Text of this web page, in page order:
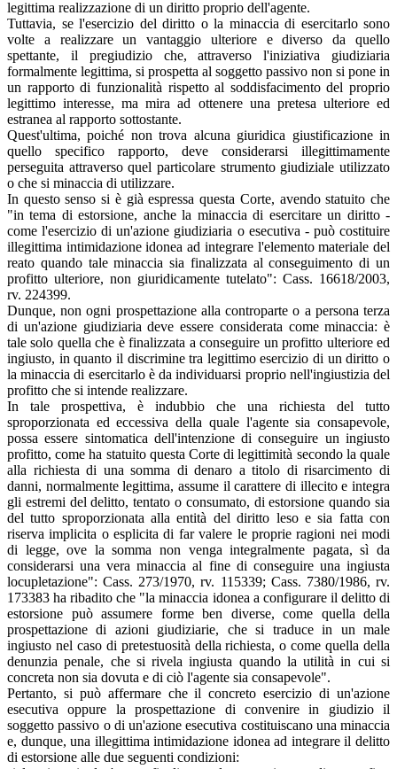
legittima realizzazione di un diritto proprio dell'agente.
Tuttavia, se l'esercizio del diritto o la minaccia di esercitarlo sono
volte a realizzare un vantaggio ulteriore e diverso da quello
spettante, il pregiudizio che, attraverso l'iniziativa giudiziaria
formalmente legittima, si prospetta al soggetto passivo non si pone in
un rapporto di funzionalità rispetto al soddisfacimento del proprio
legittimo interesse, ma mira ad ottenere una pretesa ulteriore ed
estranea al rapporto sottostante.
Quest'ultima, poiché non trova alcuna giuridica giustificazione in
quello specifico rapporto, deve considerarsi illegittimamente
perseguita attraverso quel particolare strumento giudiziale utilizzato
o che si minaccia di utilizzare.
In questo senso si è già espressa questa Corte, avendo statuito che
"in tema di estorsione, anche la minaccia di esercitare un diritto -
come l'esercizio di un'azione giudiziaria o esecutiva - può costituire
illegittima intimidazione idonea ad integrare l'elemento materiale del
reato quando tale minaccia sia finalizzata al conseguimento di un
profitto ulteriore, non giuridicamente tutelato": Cass. 16618/2003,
rv. 224399.
Dunque, non ogni prospettazione alla controparte o a persona terza
di un'azione giudiziaria deve essere considerata come minaccia: è
tale solo quella che è finalizzata a conseguire un profitto ulteriore ed
ingiusto, in quanto il discrimine tra legittimo esercizio di un diritto o
la minaccia di esercitarlo è da individuarsi proprio nell'ingiustizia del
profitto che si intende realizzare.
In tale prospettiva, è indubbio che una richiesta del tutto
sproporzionata ed eccessiva della quale l'agente sia consapevole,
possa essere sintomatica dell'intenzione di conseguire un ingiusto
profitto, come ha statuito questa Corte di legittimità secondo la quale
alla richiesta di una somma di denaro a titolo di risarcimento di
danni, normalmente legittima, assume il carattere di illecito e integra
gli estremi del delitto, tentato o consumato, di estorsione quando sia
del tutto sproporzionata alla entità del diritto leso e sia fatta con
riserva implicita o esplicita di far valere le proprie ragioni nei modi
di legge, ove la somma non venga integralmente pagata, sì da
considerarsi una vera minaccia al fine di conseguire una ingiusta
locupletazione": Cass. 273/1970, rv. 115339; Cass. 7380/1986, rv.
173383 ha ribadito che "la minaccia idonea a configurare il delitto di
estorsione può assumere forme ben diverse, come quella della
prospettazione di azioni giudiziarie, che si traduce in un male
ingiusto nel caso di pretestuosità della richiesta, o come quella della
denunzia penale, che si rivela ingiusta quando la utilità in cui si
concreta non sia dovuta e di ciò l'agente sia consapevole".
Pertanto, si può affermare che il concreto esercizio di un'azione
esecutiva oppure la prospettazione di convenire in giudizio il
soggetto passivo o di un'azione esecutiva costituiscano una minaccia
e, dunque, una illegittima intimidazione idonea ad integrare il delitto
di estorsione alle due seguenti condizioni: